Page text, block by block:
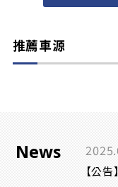
推薦車源
News
【公